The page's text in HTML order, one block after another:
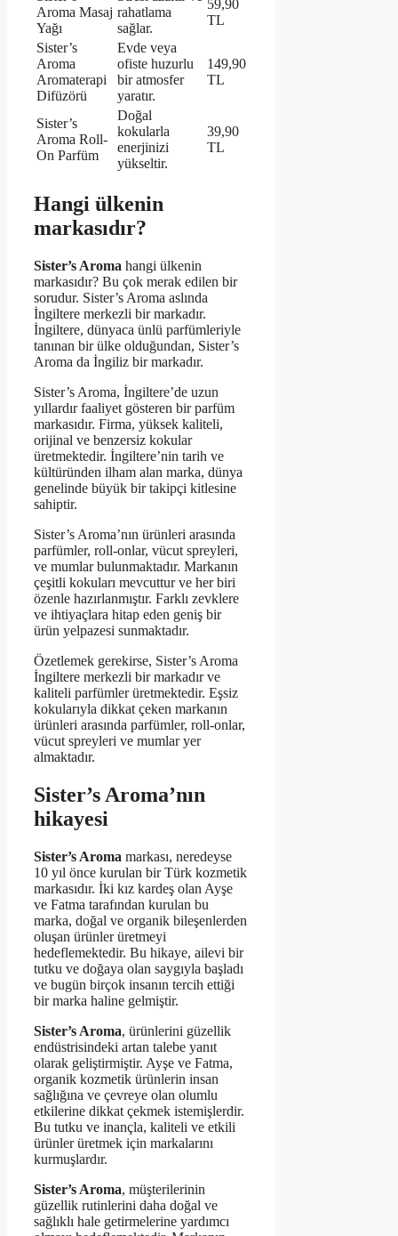
Aroma Masaj
Yağı
rahatlama
sağlar.
59,90
TL
Sister’s
Aroma
Aromaterapi
Difüzörü
Evde veya
ofiste huzurlu
bir atmosfer
yaratır.
149,90
TL
Sister’s
Aroma Roll-
On Parfüm
Doğal
kokularla
enerjinizi
yükseltir.
39,90
TL
Hangi ülkenin
markasıdır?
Sister’s Aroma hangi ülkenin
markasıdır? Bu çok merak edilen bir
sorudur. Sister’s Aroma aslında
İngiltere merkezli bir markadır.
İngiltere, dünyaca ünlü parfümleriyle
tanınan bir ülke olduğundan, Sister’s
Aroma da İngiliz bir markadır.
Sister’s Aroma, İngiltere’de uzun
yıllardır faaliyet gösteren bir parfüm
markasıdır. Firma, yüksek kaliteli,
orijinal ve benzersiz kokular
üretmektedir. İngiltere’nin tarih ve
kültüründen ilham alan marka, dünya
genelinde büyük bir takipçi kitlesine
sahiptir.
Sister’s Aroma’nın ürünleri arasında
parfümler, roll-onlar, vücut spreyleri,
ve mumlar bulunmaktadır. Markanın
çeşitli kokuları mevcuttur ve her biri
özenle hazırlanmıştır. Farklı zevklere
ve ihtiyaçlara hitap eden geniş bir
ürün yelpazesi sunmaktadır.
Özetlemek gerekirse, Sister’s Aroma
İngiltere merkezli bir markadır ve
kaliteli parfümler üretmektedir. Eşsiz
kokularıyla dikkat çeken markanın
ürünleri arasında parfümler, roll-onlar,
vücut spreyleri ve mumlar yer
almaktadır.
Sister’s Aroma’nın
hikayesi
Sister’s Aroma markası, neredeyse
10 yıl önce kurulan bir Türk kozmetik
markasıdır. İki kız kardeş olan Ayşe
ve Fatma tarafından kurulan bu
marka, doğal ve organik bileşenlerden
oluşan ürünler üretmeyi
hedeflemektedir. Bu hikaye, ailevi bir
tutku ve doğaya olan saygıyla başladı
ve bugün birçok insanın tercih ettiği
bir marka haline gelmiştir.
Sister’s Aroma, ürünlerini güzellik
endüstrisindeki artan talebe yanıt
olarak geliştirmiştir. Ayşe ve Fatma,
organik kozmetik ürünlerin insan
sağlığına ve çevreye olan olumlu
etkilerine dikkat çekmek istemişlerdir.
Bu tutku ve inançla, kaliteli ve etkili
ürünler üretmek için markalarını
kurmuşlardır.
Sister’s Aroma, müşterilerinin
güzellik rutinlerini daha doğal ve
sağlıklı hale getirmelerine yardımcı